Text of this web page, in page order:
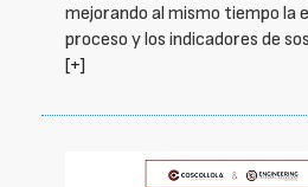
mejorando al mismo tiempo la
proceso y los indicadores de
[+]